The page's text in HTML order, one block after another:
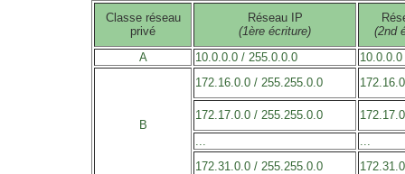
Classe réseau
privé
Réseau IP
(1ère écriture)
(2nd
A
10.0.0.0 / 255.0.0.0
B
172.16.0.0 / 255.255.0.0
172.17.0.0 / 255.255.0.0
172.31.0.0 / 255.255.0.0